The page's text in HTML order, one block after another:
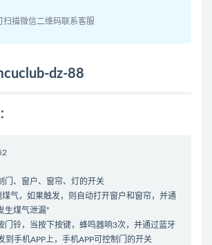
扫描微信二维码联系客服
dz-88
门、窗户、窗帘、灯的开关
气，如果触发，则自动打开窗户和窗帘，并通
生煤气泄漏”
门铃，当按下按键，蜂鸣器响3次，并通过蓝牙
到手机APP上，手机APP可控制门的开关